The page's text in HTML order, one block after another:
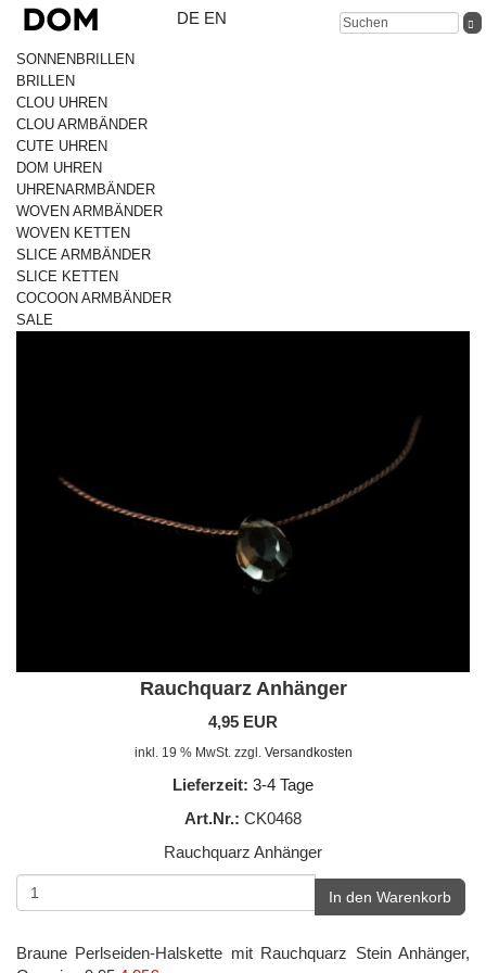
DE EN
SONNENBRILLEN
BRILLEN
CLOU UHREN
CLOU ARMBÄNDER
CUTE UHREN
DOM UHREN
UHRENARMBÄNDER
WOVEN ARMBÄNDER
WOVEN KETTEN
SLICE ARMBÄNDER
SLICE KETTEN
COCOON ARMBÄNDER
SALE
Rauchquarz Anhänger
4,95 EUR
inkl. 19 % MwSt. zzgl. Versandkosten
Lieferzeit: 3-4 Tage
Art.Nr.: CK0468
Rauchquarz Anhänger
In den Warenkorb
Braune Perlseiden-Halskette mit Rauchquarz Stein Anhänger,